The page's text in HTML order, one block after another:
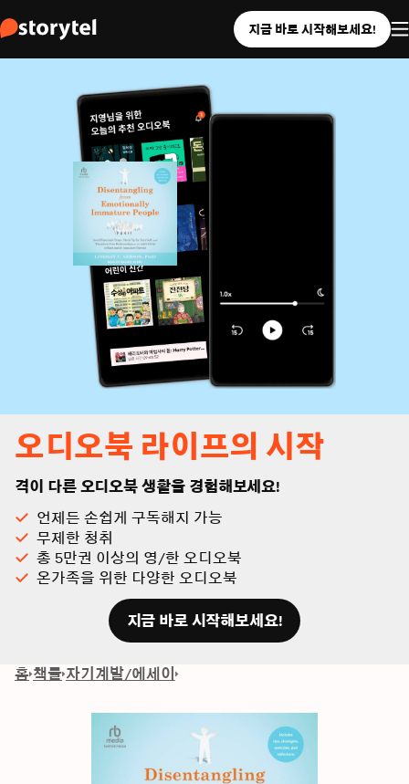
지금 바로 시작해보세요!
오디오북 라이프의 시작
격이 다른 오디오북 생활을 경험해보세요!
언제든 손쉽게 구독해지 가능
무제한 청취
총 5만권 이상의 영/한 오디오북
온가족을 위한 다양한 오디오북
지금 바로 시작해보세요!
홈 책들 자기계발/에세이